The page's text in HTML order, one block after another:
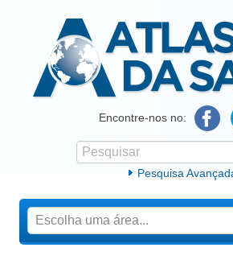
Atlas da SaúdeEncontre-nos no:
Formulário de procura
Pesquisar
Pesquisa